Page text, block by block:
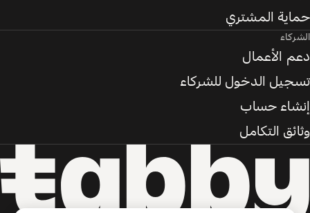
حماية المشتري
الشركاء
دعم الأعمال
تسجيل الدخول للشركاء
إنشاء حساب
وثائق التكامل